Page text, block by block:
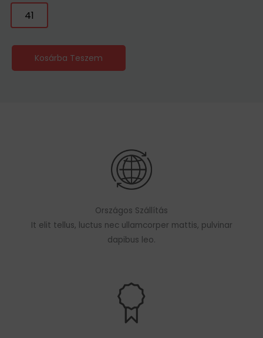
41
Kosárba Teszem
Országos Szállítás
It elit tellus, luctus nec ullamcorper mattis, pulvinar
dapibus leo.